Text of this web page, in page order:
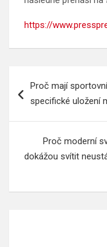
https://
proProč mají
specifické uložení
Proč moderní
dokážou svítit